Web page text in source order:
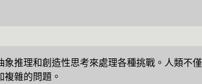
象推理和創造性思考來處理各種挑戰。人類
複雜的問題。